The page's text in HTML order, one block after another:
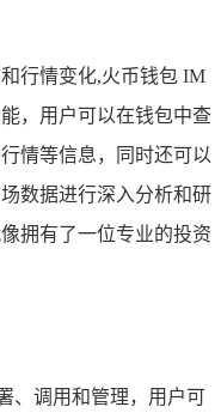
行情变化,火币钱包 IM
，用户可以在钱包中查
情等信息，同时还可以
数据进行深入分析和研
拥有了一位专业的投资
、调用和管理，用户可